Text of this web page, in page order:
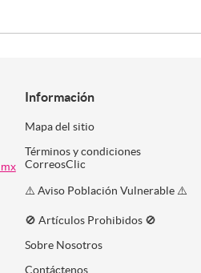
Información
Mapa del sitio
Términos y condiciones
CorreosClic
⚠️ Aviso Población Vulnerable ⚠️
🚫 Artículos Prohibidos 🚫
Sobre Nosotros
Contáctenos